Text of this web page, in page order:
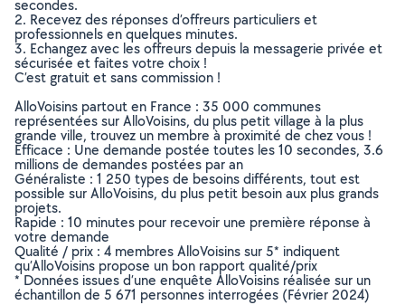
secondes.
2. Recevez des réponses d’offreurs particuliers et
professionnels en quelques minutes.
3. Echangez avec les offreurs depuis la messagerie privée et
sécurisée et faites votre choix !
C’est gratuit et sans commission !
AlloVoisins partout en France : 35 000 communes
représentées sur AlloVoisins, du plus petit village à la plus
grande ville, trouvez un membre à proximité de chez vous !
Efficace : Une demande postée toutes les 10 secondes, 3.6
millions de demandes postées par an
Généraliste : 1 250 types de besoins différents, tout est
possible sur AlloVoisins, du plus petit besoin aux plus grands
projets.
Rapide : 10 minutes pour recevoir une première réponse à
votre demande
Qualité / prix : 4 membres AlloVoisins sur 5* indiquent
qu’AlloVoisins propose un bon rapport qualité/prix
* Données issues d’une enquête AlloVoisins réalisée sur un
échantillon de 5 671 personnes interrogées (Février 2024)